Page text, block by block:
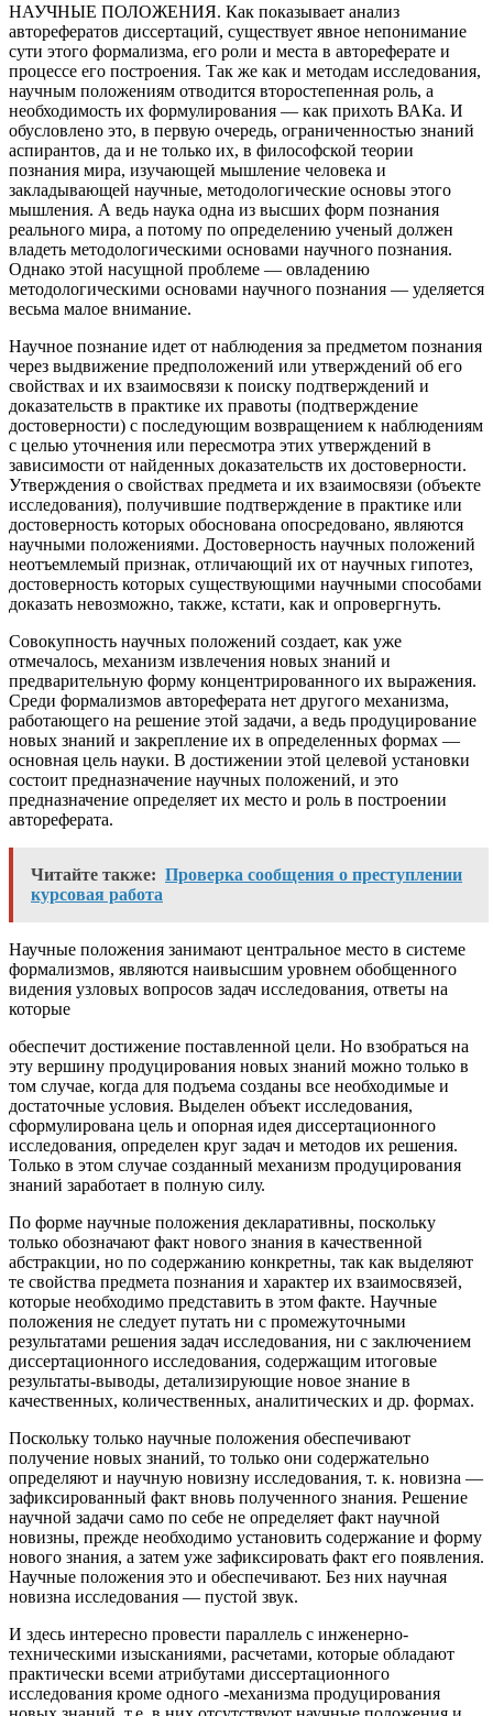
НАУЧНЫЕ ПОЛОЖЕНИЯ. Как показывает анализ
авторефератов диссертаций, существует явное непонимание
сути этого формализма, его роли и места в автореферате и
процессе его построения. Так же как и методам исследования,
научным положениям отводится второстепенная роль, а
необходимость их формулирования — как прихоть ВАКа. И
обусловлено это, в первую очередь, ограниченностью знаний
аспирантов, да и не только их, в философской теории
познания мира, изучающей мышление человека и
закладывающей научные, методологические основы этого
мышления. А ведь наука одна из высших форм познания
реального мира, а потому по определению ученый должен
владеть методологическими основами научного познания.
Однако этой насущной проблеме — овладению
методологическими основами научного познания — уделяется
весьма малое внимание.
Научное познание идет от наблюдения за предметом познания
через выдвижение предположений или утверждений об его
свойствах и их взаимосвязи к поиску подтверждений и
доказательств в практике их правоты (подтверждение
достоверности) с последующим возвращением к наблюдениям
с целью уточнения или пересмотра этих утверждений в
зависимости от найденных доказательств их достоверности.
Утверждения о свойствах предмета и их взаимосвязи (объекте
исследования), получившие подтверждение в практике или
достоверность которых обоснована опосредовано, являются
научными положениями. Достоверность научных положений
неотъемлемый признак, отличающий их от научных гипотез,
достоверность которых существующими научными способами
доказать невозможно, также, кстати, как и опровергнуть.
Совокупность научных положений создает, как уже
отмечалось, механизм извлечения новых знаний и
предварительную форму концентрированного их выражения.
Среди формализмов автореферата нет другого механизма,
работающего на решение этой задачи, а ведь продуцирование
новых знаний и закрепление их в определенных формах —
основная цель науки. В достижении этой целевой установки
состоит предназначение научных положений, и это
предназначение определяет их место и роль в построении
автореферата.
Читайте также: Проверка сообщения о преступлении
курсовая работа
Научные положения занимают центральное место в системе
формализмов, являются наивысшим уровнем обобщенного
видения узловых вопросов задач исследования, ответы на
которые
обеспечит достижение поставленной цели. Но взобраться на
эту вершину продуцирования новых знаний можно только в
том случае, когда для подъема созданы все необходимые и
достаточные условия. Выделен объект исследования,
сформулирована цель и опорная идея диссертационного
исследования, определен круг задач и методов их решения.
Только в этом случае созданный механизм продуцирования
знаний заработает в полную силу.
По форме научные положения декларативны, поскольку
только обозначают факт нового знания в качественной
абстракции, но по содержанию конкретны, так как выделяют
те свойства предмета познания и характер их взаимосвязей,
которые необходимо представить в этом факте. Научные
положения не следует путать ни с промежуточными
результатами решения задач исследования, ни с заключением
диссертационного исследования, содержащим итоговые
результаты-выводы, детализирующие новое знание в
качественных, количественных, аналитических и др. формах.
Поскольку только научные положения обеспечивают
получение новых знаний, то только они содержательно
определяют и научную новизну исследования, т. к. новизна —
зафиксированный факт вновь полученного знания. Решение
научной задачи само по себе не определяет факт научной
новизны, прежде необходимо установить содержание и форму
нового знания, а затем уже зафиксировать факт его появления.
Научные положения это и обеспечивают. Без них научная
новизна исследования — пустой звук.
И здесь интересно провести параллель с инженерно-
техническими изысканиями, расчетами, которые обладают
практически всеми атрибутами диссертационного
исследования кроме одного -механизма продуцирования